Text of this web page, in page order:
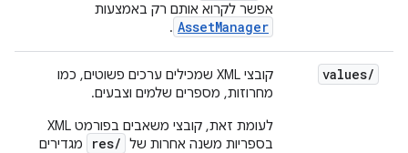
אפשר לקרוא אותם רק באמצעות
AssetManager
.
values/
קובצי XML שמכילים ערכים פשוטים, כמו
מחרוזות, מספרים שלמים וצבעים.
לעומת זאת, קובצי משאבים בפורמט XML
בספריות משנה אחרות של res/
מגדירים